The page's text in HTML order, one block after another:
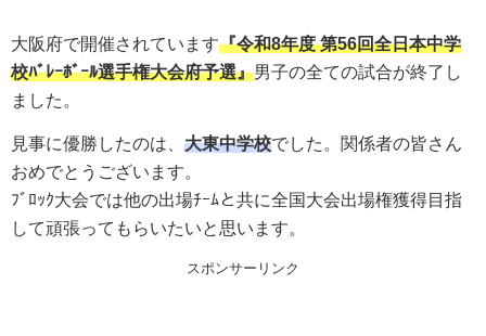
大阪府で開催されています『令和8年度 第56回全日本中学
校ﾊﾞﾚｰﾎﾞｰﾙ選手権大会府予選』男子の全ての試合が終了し
ました。
見事に優勝したのは、 大東中学校でした。関係者の皆さん
おめでとうございます。
ﾌﾞﾛｯｸ大会では他の出場ﾁｰﾑと共に全国大会出場権獲得目指
して頑張ってもらいたいと思います。
スポンサーリンク